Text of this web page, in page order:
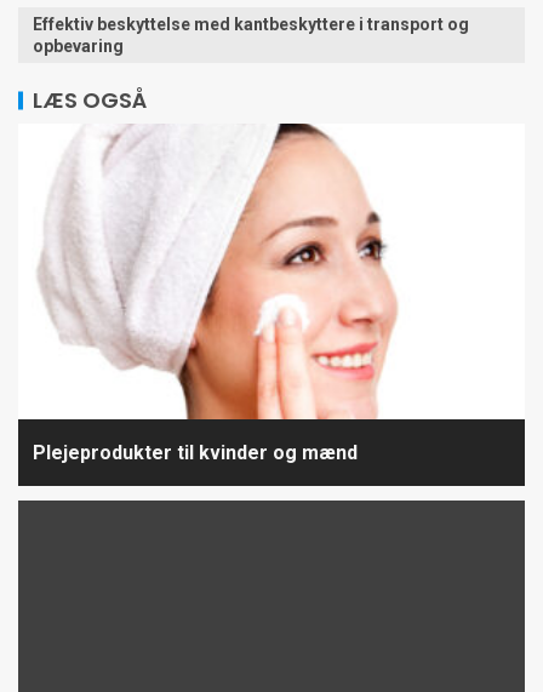
Effektiv beskyttelse med kantbeskyttere i transport og
opbevaring
LÆS OGSÅ
Plejeprodukter til kvinder og mænd